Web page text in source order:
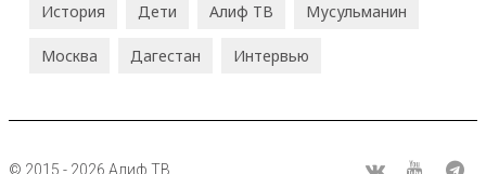
История Дети Алиф ТВ Мусульманин
Москва Дагестан Интервью
© 2015 - 2026 Алиф ТВ